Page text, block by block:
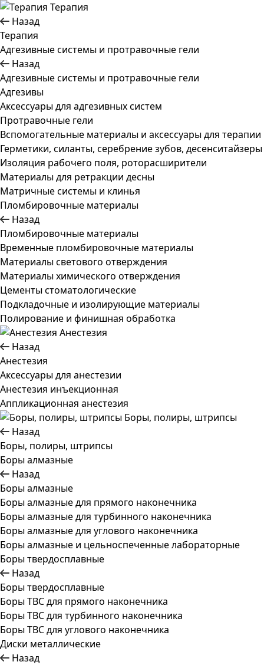
Терапия
Назад
Терапия
Адгезивные системы и протравочные гели
Назад
Адгезивные системы и протравочные гели
Адгезивы
Аксессуары для адгезивных систем
Протравочные гели
Вспомогательные материалы и аксессуары для терапии
Герметики, силанты, серебрение зубов, десенситайзеры
Изоляция рабочего поля, роторасширители
Материалы для ретракции десны
Матричные системы и клинья
Пломбировочные материалы
Назад
Пломбировочные материалы
Временные пломбировочные материалы
Материалы светового отверждения
Материалы химического отверждения
Цементы стоматологические
Подкладочные и изолирующие материалы
Полирование и финишная обработка
Анестезия
Назад
Анестезия
Аксессуары для анестезии
Анестезия инъекционная
Аппликационная анестезия
Боры, полиры, штрипсы
Назад
Боры, полиры, штрипсы
Боры алмазные
Назад
Боры алмазные
Боры алмазные для прямого наконечника
Боры алмазные для турбинного наконечника
Боры алмазные для углового наконечника
Боры алмазные и цельноспеченные лабораторные
Боры твердосплавные
Назад
Боры твердосплавные
Боры ТВС для прямого наконечника
Боры ТВС для турбинного наконечника
Боры ТВС для углового наконечника
Диски металлические
Назад